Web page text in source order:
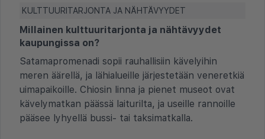
KULTTUURITARJONTA JA NÄHTÄVYYDET
Millainen kulttuuritarjonta ja nähtävyydet
kaupungissa on?
Satamapromenadi sopii rauhallisiin kävelyihin
meren äärellä, ja lähialueille järjestetään veneretkiä
uimapaikoille. Chiosin linna ja pienet museot ovat
kävelymatkan päässä laiturilta, ja useille rannoille
pääsee lyhyellä bussi- tai taksimatkalla.